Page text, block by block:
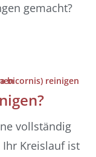
gemacht?
vollständig
Kreislauf ist